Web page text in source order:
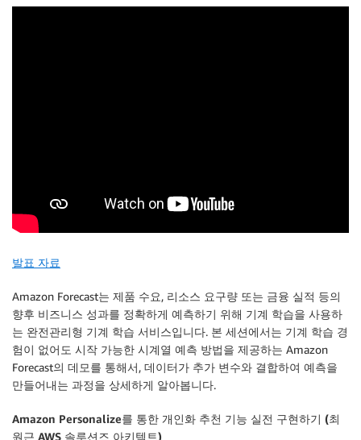
발표 자료
Amazon Forecast는 제품 수요, 리소스 요구량 또는 금융 실적 등의
향후 비즈니스 성과를 정확하게 예측하기 위해 기계 학습을 사용하
는 완전관리형 기계 학습 서비스입니다. 본 세션에서는 기계 학습 경
험이 없어도 시작 가능한 시계열 예측 방법을 제공하는 Amazon
Forecast의 데모를 통해서, 데이터가 추가 변수와 결합하여 예측을
만들어내는 과정을 상세하게 알아봅니다.
Amazon Personalize를 통한 개인화 추천 기능 실전 구현하기 (최
원근 AWS 솔루션즈 아키텍트)